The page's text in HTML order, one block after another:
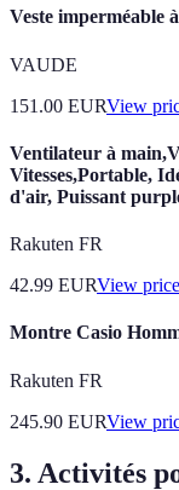
Veste imperméable
VAUDE
151.00 EURView
Ventilateur à
Vitesses,Portable,
d'air, Puissant
Rakuten FR
42.99 EURView price
Montre Casio
Rakuten FR
245.90 EURView
3. Activités